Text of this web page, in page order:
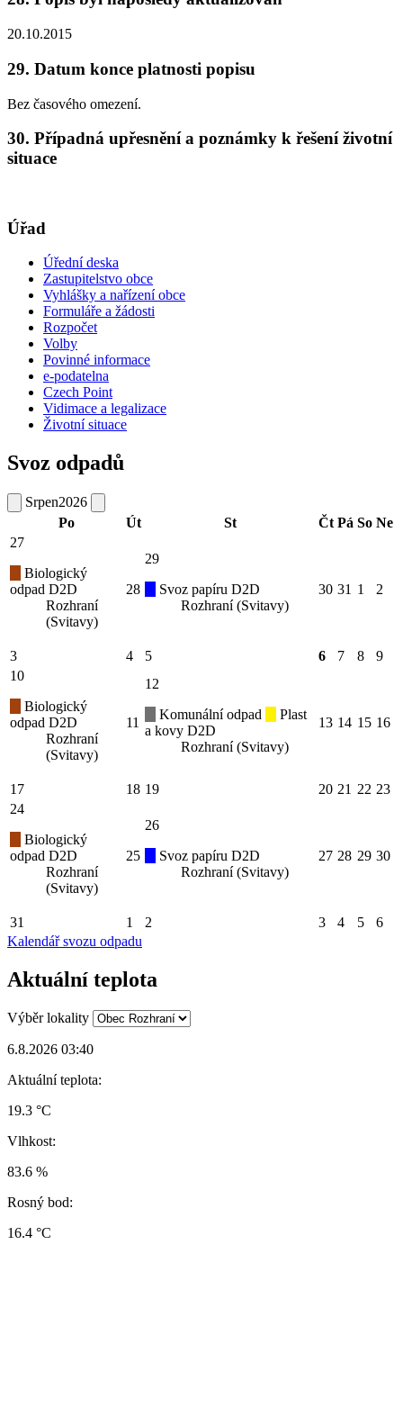
20.10.2015
29. Datum konce platnosti popisu
Bez časového omezení.
30. Případná upřesnění a poznámky k řešení životní
situace
Úřad
Úřední deska
Zastupitelstvo obce
Vyhlášky a nařízení obce
Formuláře a žádosti
Rozpočet
Volby
Povinné informace
e-podatelna
Czech Point
Vidimace a legalizace
Životní situace
Svoz odpadů
Srpen2026
Po
Út St Čt Pá So Ne
27
Biologický
odpad D2D
Rozhraní
(Svitavy)
28
29
Svoz papíru D2D
Rozhraní (Svitavy)
30 31 1 2
3 4 5 6 7 8
9
10
Biologický
odpad D2D
Rozhraní
(Svitavy)
11
12
Komunální odpad
Plast
a kovy D2D
Rozhraní (Svitavy)
13 14 15 16
17 18 19 20 21 22 23
24
Biologický
odpad D2D
Rozhraní
(Svitavy)
25
26
Svoz papíru D2D
Rozhraní (Svitavy)
27 28 29 30
31 1 2 3 4 5
6
Kalendář svozu odpadu
Aktuální teplota
Výběr lokality
6.8.2026 03:40
Aktuální teplota:
19.3 °C
Vlhkost:
83.6 %
Rosný bod:
16.4 °C